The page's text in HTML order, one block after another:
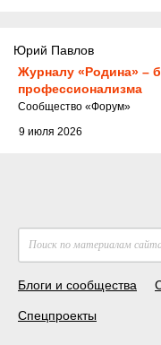
Юрий Павлов
Журналу «Родина» –
профессионализма
9 июля 2026
Cообщество «Форум»
Блоги и сообщества
Спецпроекты